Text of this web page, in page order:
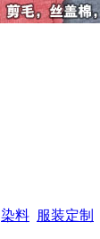
染料 服装定制